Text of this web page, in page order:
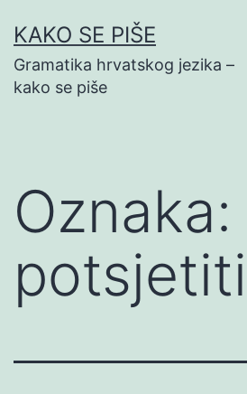
na
sadržaj
KAKO SE PIŠE
Gramatika hrvatskog jezika –
kako se piše
Oznaka:
potsjetiti